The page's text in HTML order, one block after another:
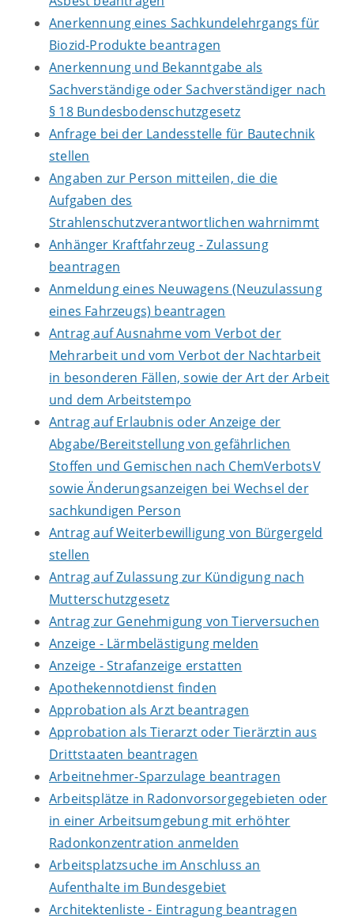
Anerkennung eines Sachkundelehrgangs für
Biozid-Produkte beantragen
Anerkennung und Bekanntgabe als
Sachverständige oder Sachverständiger nach
§ 18 Bundesbodenschutzgesetz
Anfrage bei der Landesstelle für Bautechnik
stellen
Angaben zur Person mitteilen, die die
Aufgaben des
Strahlenschutzverantwortlichen wahrnimmt
Anhänger Kraftfahrzeug - Zulassung
beantragen
Anmeldung eines Neuwagens (Neuzulassung
eines Fahrzeugs) beantragen
Antrag auf Ausnahme vom Verbot der
Mehrarbeit und vom Verbot der Nachtarbeit
in besonderen Fällen, sowie der Art der Arbeit
und dem Arbeitstempo
Antrag auf Erlaubnis oder Anzeige der
Abgabe/Bereitstellung von gefährlichen
Stoffen und Gemischen nach ChemVerbotsV
sowie Änderungsanzeigen bei Wechsel der
sachkundigen Person
Antrag auf Weiterbewilligung von Bürgergeld
stellen
Antrag auf Zulassung zur Kündigung nach
Mutterschutzgesetz
Antrag zur Genehmigung von Tierversuchen
Anzeige - Lärmbelästigung melden
Anzeige - Strafanzeige erstatten
Apothekennotdienst finden
Approbation als Arzt beantragen
Approbation als Tierarzt oder Tierärztin aus
Drittstaaten beantragen
Arbeitnehmer-Sparzulage beantragen
Arbeitsplätze in Radonvorsorgegebieten oder
in einer Arbeitsumgebung mit erhöhter
Radonkonzentration anmelden
Arbeitsplatzsuche im Anschluss an
Aufenthalte im Bundesgebiet
Architektenliste - Eintragung beantragen